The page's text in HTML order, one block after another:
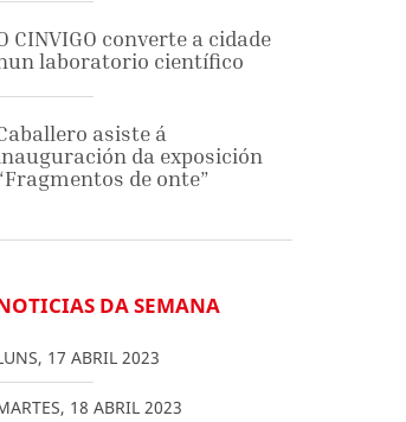
CINVIGO converte a cidade
laboratorio científico
asiste á
da exposición
de onte”
DA SEMANA
, 17 ABRIL 2023
, 18 ABRIL 2023